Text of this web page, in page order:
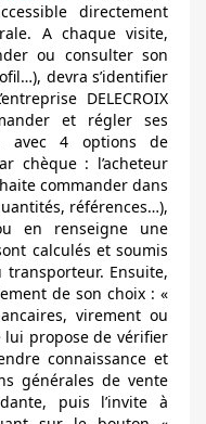
directement
A chaque visite,
ou consulter son
devra s’identifier
DELECROIX
et régler ses
avec 4 options de
chèque : l’acheteur
commander dans
références…),
en renseigne une
calculés et soumis
transporteur. Ensuite,
de son choix : «
virement ou
lui propose de vérifier
connaissance et
générales de vente
puis l’invite à